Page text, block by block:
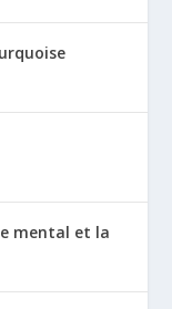
mental et la